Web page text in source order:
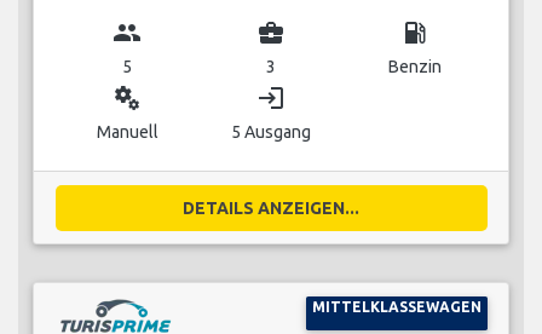
group
5
business_center
3
local_gas_station
Benzin
miscellaneous_services
Manuell
login
5 Ausgang
DETAILS ANZEIGEN...
MITTELKLASSEWAGEN